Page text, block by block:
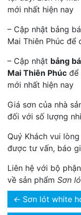
mới nhất hiện nay
– Cập nhật bảng
Mai Thiên Phúc
– Cập nhật bảng
Mai Thiên Phúc để
mới nhất hiện nay
Giá sơn của nhà
đối với số lượng
Quý Khách vui
được tư vấn, báo
Liên hệ với bộ
về sản phẩm Sơn
← Sơn lót white